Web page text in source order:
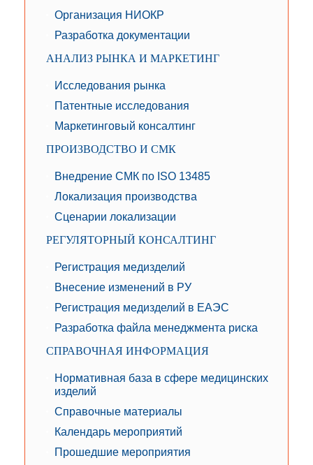
Организация НИОКР
Разработка документации
АНАЛИЗ РЫНКА И МАРКЕТИНГ
Исследования рынка
Патентные исследования
Маркетинговый консалтинг
ПРОИЗВОДСТВО И СМК
Внедрение СМК по ISO 13485
Локализация производства
Сценарии локализации
РЕГУЛЯТОРНЫЙ КОНСАЛТИНГ
Регистрация медизделий
Внесение изменений в РУ
Регистрация медизделий в ЕАЭС
Разработка файла менеджмента риска
СПРАВОЧНАЯ ИНФОРМАЦИЯ
Нормативная база в сфере медицинских
изделий
Справочные материалы
Календарь мероприятий
Прошедшие мероприятия